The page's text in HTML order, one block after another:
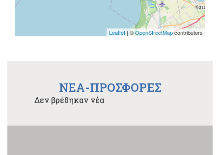
Leaflet | ©OpenStreetMapcontributors
NEA-ΠΡΟΣΦΟΡΕΣ
Δεν βρέθηκαν νέα